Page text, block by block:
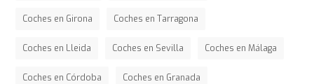
Coches en Girona Coches en Tarragona
Coches en Lleida Coches en Sevilla Coches en Málaga
Coches en Córdoba Coches en Granada